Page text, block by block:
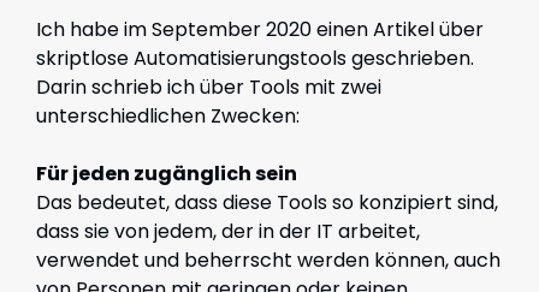
Ich habe im September 2020 einen Artikel über
skriptlose Automatisierungstools geschrieben.
Darin schrieb ich über Tools mit zwei
unterschiedlichen Zwecken:
Für jeden zugänglich sein
Das bedeutet, dass diese Tools so konzipiert sind,
dass sie von jedem, der in der IT arbeitet,
verwendet und beherrscht werden können, auch